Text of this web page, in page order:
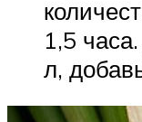
1,5
л,